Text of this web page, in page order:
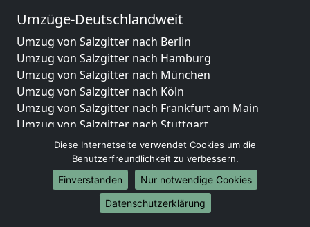
Umzüge-Deutschlandweit
Umzug von Salzgitter nach Berlin
Umzug von Salzgitter nach Hamburg
Umzug von Salzgitter nach München
Umzug von Salzgitter nach Köln
Umzug von Salzgitter nach Frankfurt am Main
Umzug von Salzgitter nach Stuttgart
Umzug von Salzgitter nach Düsseldorf
Umzug von Salzgitter nach Leipzig
Umzug von Salzgitter nach Dortmund
Umzug von Salzgitter nach Essen
Umzug von Salzgitter nach Bremen
Diese Internetseite verwendet Cookies um die
Benutzerfreundlichkeit zu verbessern.
Einverstanden
Nur notwendige Cookies
Datenschutzerklärung